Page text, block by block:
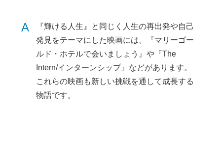
A
『輝ける人生』と同じく人生の再出発や自己
発見をテーマにした映画には、『マリーゴー
ルド・ホテルで会いましょう』や『The
Intern/インターンシップ』などがあります。
これらの映画も新しい挑戦を通して成長する
物語です。